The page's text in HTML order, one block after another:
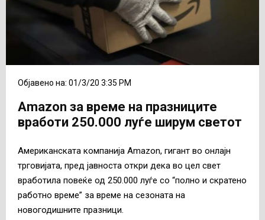
Објавено на: 01/3/20 3:35 PM
Amazon за време на празниците
вработи 250.000 луѓе ширум светот
Американската компанија Amazon, гигант во онлајн
трговијата, пред јавноста откри дека во цел свет
вработила повеќе од 250.000 луѓе со “полно и скратено
работно време” за време на сезоната на
новогодишните празници.